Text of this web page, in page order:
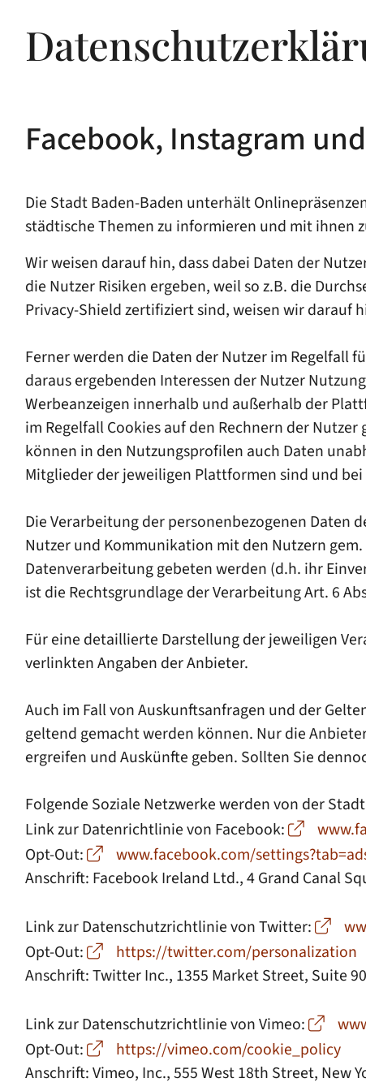
Facebook, Instagram
Die Stadt Baden-Baden unterhält
städtische Themen zu informieren und mit ihnen
Wir weisen darauf hin, dass dabei Daten der
die Nutzer Risiken ergeben, weil so z.B. die
Privacy-Shield zertifiziert sind, weisen wir darauf
Ferner werden die Daten der Nutzer im Regelfall
daraus ergebenden Interessen der Nutzer
Werbeanzeigen innerhalb und außerhalb der
im Regelfall Cookies auf den Rechnern der
können in den Nutzungsprofilen auch Daten
Mitglieder der jeweiligen Plattformen sind und
Die Verarbeitung der personenbezogenen
Nutzer und Kommunikation mit den Nutzern
Datenverarbeitung gebeten werden (d.h. ihr
ist die Rechtsgrundlage der Verarbeitung Art. 6
Für eine detaillierte Darstellung der jeweiligen
verlinkten Angaben der Anbieter.
Auch im Fall von Auskunftsanfragen und der
geltend gemacht werden können. Nur die
ergreifen und Auskünfte geben. Sollten Sie
Folgende Soziale Netzwerke werden von der
Link zur Datenrichtlinie von Facebook:
Opt-Out:
www.facebook.com/
Anschrift: Facebook Ireland Ltd., 4 Grand Canal
Link zur Datenschutzrichtlinie von Twitter:
Opt-Out:
https://twitter.com/personalization
Anschrift: Twitter Inc., 1355 Market Street, Suite
Link zur Datenschutzrichtlinie von Vimeo:
Opt-Out:
https://vimeo.com/cookie_policy
Anschrift: Vimeo, Inc., 555 West 18th Street, New